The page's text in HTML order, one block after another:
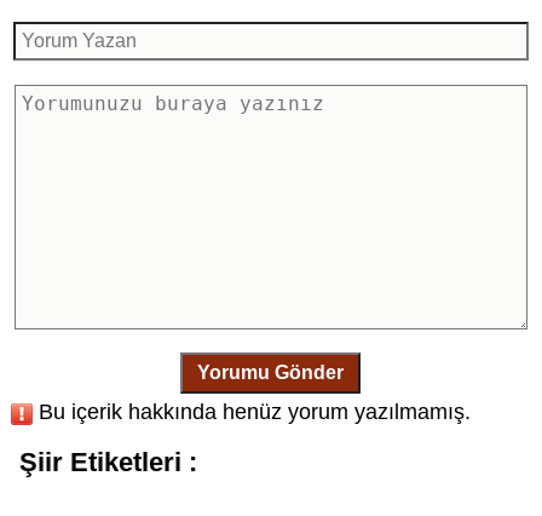
Yorumu Gönder
Bu içerik hakkında henüz yorum yazılmamış.
Şiir Etiketleri :